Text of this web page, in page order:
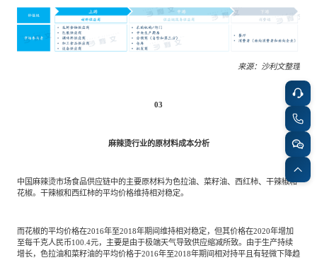
来源：沙利文整理
03
麻辣烫行业的原材料成本分析
中国麻辣烫市场食品供应链中的主要原材料为色拉油、菜籽油、西红柿、干辣椒和
花椒。干辣椒和西红柿的平均价格维持相对稳定。
而花椒的平均价格在2016年至2018年期间维持相对稳定，但其价格在2020年增加
至每千克人民币100.4元，主要是由于极端天气导致供应缩减所致。由于生产持续
增长，色拉油和菜籽油的平均价格于2016年至2018年期间相对持平且有轻微下降趋